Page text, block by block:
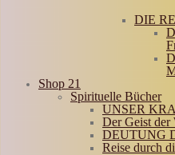
DIE
Shop 21
Spirituelle Bücher
UNSER
Der Geist
DEUTUNG
Reise durch